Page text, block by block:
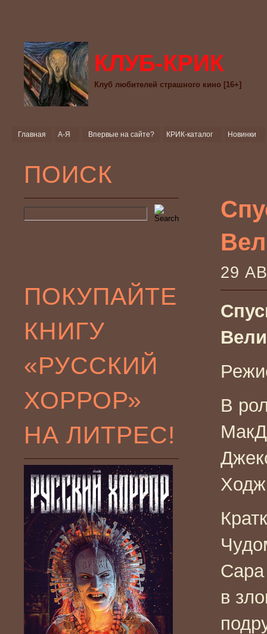
КЛУБ-КРИК
Клуб любителей страшного кино [16+]
Главная А-Я Впервые на сайте? КРИК-каталог Новинки
ПОИСК
ПОКУПАЙТЕ
КНИГУ
«РУССКИЙ
ХОРРОР»
НА ЛИТРЕС!
29
В
Сара
в